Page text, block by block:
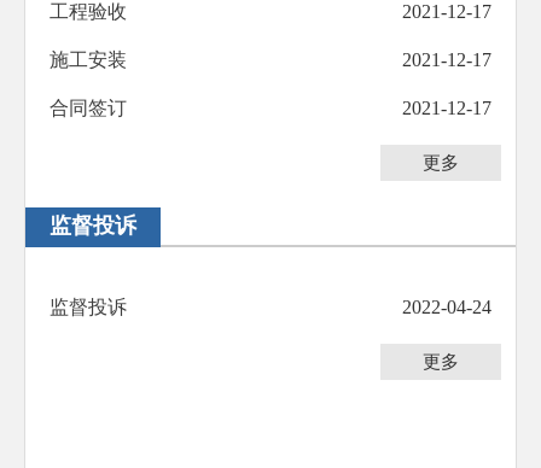
公共企事业信息公开
工程验收 2021-12-17
施工安装 2021-12-17
合同签订 2021-12-17
更多
监督投诉
监督投诉 2022-04-24
更多